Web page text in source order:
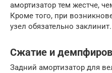
амортизатор тем жестче,
Кроме того, при
узел обязательно заклинит.
Сжатие и
Задний амортизатор для